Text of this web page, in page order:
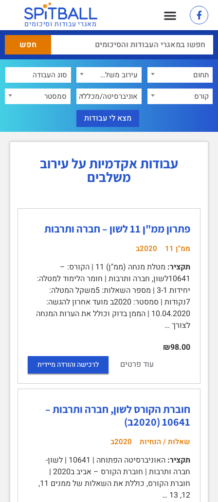
מאגרי עבודות וסיכומים
תחום
עירוב משלבים
קורס
אוניברסיטה/מכללה סמסטר
עבודות אקדמיות על עירוב
משלבים
פתרון ממ"ן 11 לשון – חברה ותרבות
ממ"ן 11 2020ב
תקציר:
מטלת מנחה (ממ"ן) 11 | הקורס: –
10641לשון, חברה ותרבות | חומר הלימוד למטלה:
יחידות 3-1 | מספר השאלות: 5משקל המטלה:
7נקודות | סמסטר: 2020ב מועד אחרון להגשה:
10.04.2020 | הממן בדוק וכולל את הערות המנחה
לצורך …
₪98.00
עוד פרטים
לרכישה והורדה מיידית
חוברת הקורס לשון, חברה ותרבות –
10641 (2020ב)
שאלות / הנחיות 2020ב
תקציר:
האוניברסיטה הפתוחה | 10641 | לשון-
חברה ותרבות | חוברת הקורס – אביב ב2020 |
חוברת הקורס, כוללת את השאלות של ממנים 11,
12, 13 …